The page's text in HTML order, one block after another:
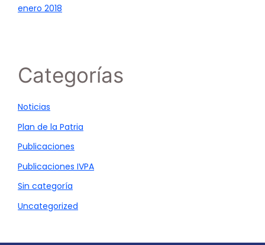
enero 2018
Categorías
Noticias
Plan de la Patria
Publicaciones
Publicaciones IVPA
Sin categoría
Uncategorized